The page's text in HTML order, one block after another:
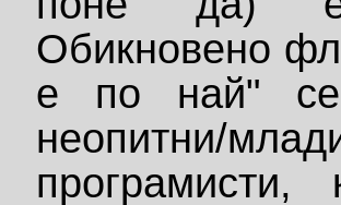
Обикновено
е по най" се
неопитни/